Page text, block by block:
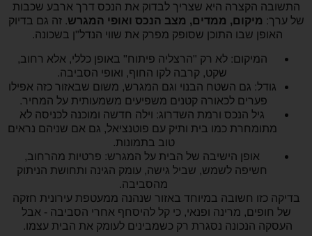
התשובה הקצרה היא שצריך לבדוק את הנכס דרך ארבע שכבות
של ערך: מיקום, ממדים, מצב הנכס ואופי המגרש. זה גם בדיוק
האופן שבו התוכן שסופק מפרק את שווי הנדל"ן בשכונה.
המיקום: לא רק "הרצליה פיתוח" באופן כללי, אלא רחוב,
שקט, קרבה לקו החוף, ואופי הסביבה.
גודל: גם השטח הבנוי וגם המגרש, משום שבאזור כזה אפילו
פערים לכאורה קטנים משפיעים משמעותית על המחיר.
גיל הנכס ורמת השדרוג: וילה חדשה ומוכנה לכניסה לא
מתומחרת כמו בית ותיק עם פוטנציאל, גם אם שניהם נראים
טוב בתמונות.
אופן הישיבה של הבית על המגרש: פרטיות מהרחוב,
חשיפה לשמש, שביל גישה, עומק הגינה ותחושת הניתוק
מהסביבה.
בדיקה כזו חשובה במיוחד באזור שנהנה ממעטפת עירונית חזקה
של חופים, מרינה ופנאי, כי קל להיסחף אחרי הסביבה - אבל
העסקה הנכונה נסגרת רק כשמבינים לעומק את הבית עצמו.